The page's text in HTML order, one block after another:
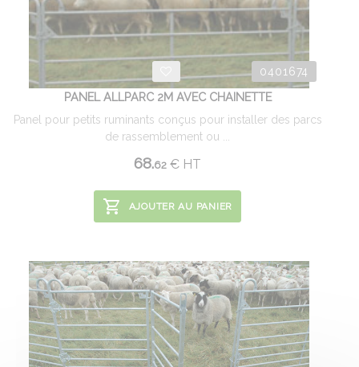
0401674
PANEL ALLPARC 2M AVEC CHAINETTE
Panel pour petits ruminants conçus pour installer des parcs
de rassemblement ou ...
68.62 € HT
AJOUTER AU PANIER